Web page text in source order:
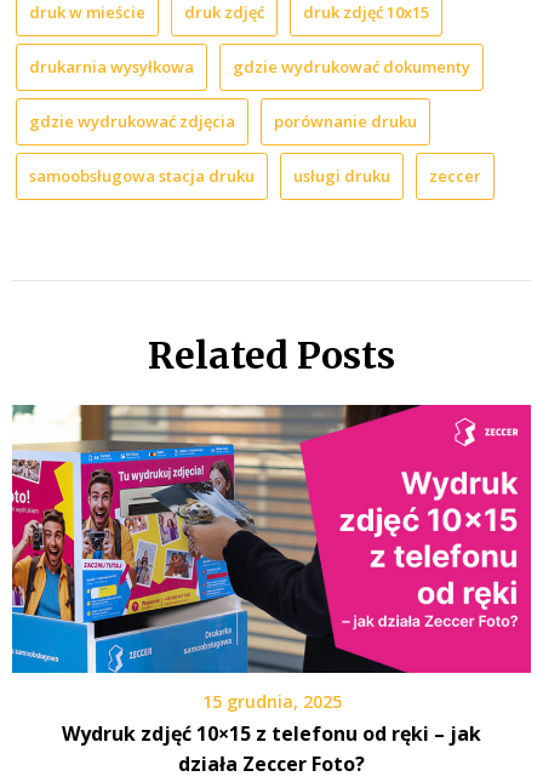
druk w mieście druk zdjęć druk zdjęć 10x15
drukarnia wysyłkowa gdzie wydrukować dokumenty
gdzie wydrukować zdjęcia porównanie druku
samoobsługowa stacja druku usługi druku zeccer
Related Posts
15 grudnia, 2025
Wydruk zdjęć 10×15 z telefonu od ręki – jak
działa Zeccer Foto?